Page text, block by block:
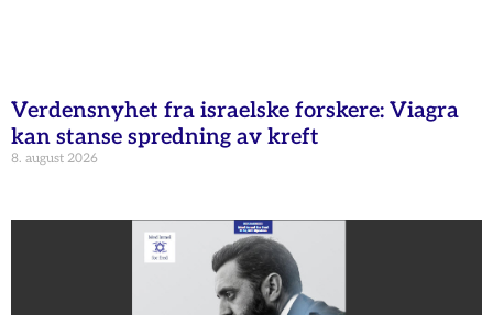
Verdensnyhet fra israelske forskere: Viagra
kan stanse spredning av kreft
8. august 2026